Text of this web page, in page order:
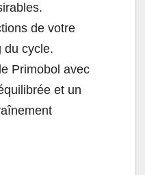
de votre
du cycle.
Primobol avec
et un